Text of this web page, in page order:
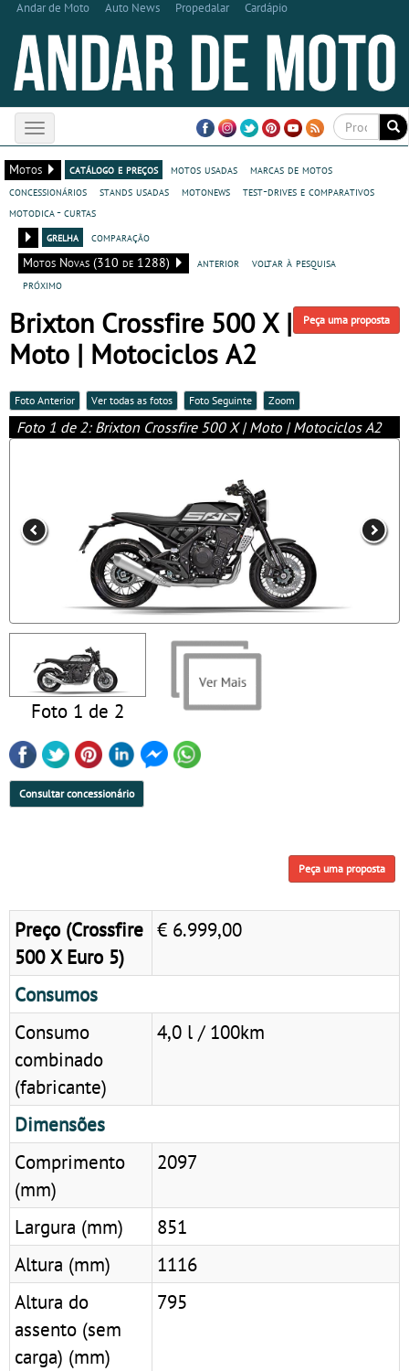
Andar de Moto Auto News Propedalar Cardápio
Toggle
navigation
Motos
catálogo e preços motos usadas
marcas de motos
concessionários
stands usadas motonews
test-drives e comparativos
motodica - curtas
grelha
comparação
Motos Novas (310 de 1288)
anterior
voltar à pesquisa
próximo
Peça uma proposta
Brixton Crossfire 500 X |
Moto | Motociclos A2
Foto Anterior Ver todas as fotos Foto Seguinte Zoom
Foto 1 de 2: Brixton Crossfire 500 X | Moto | Motociclos A2
Foto 1 de 2
Consultar concessionário
Peça uma proposta
Preço (Crossfire
500 X Euro 5)
€ 6.999,00
Consumos
Consumo
combinado
(fabricante)
4,0 l / 100km
Dimensões
Comprimento
(mm)
2097
Largura (mm)
851
Altura (mm)
1116
Altura do
assento (sem
carga) (mm)
795